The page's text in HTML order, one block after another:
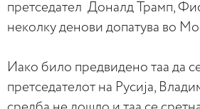
претседател Доналд Трамп,
неколку денови допатува во
Иако било предвидено таа да
претседателот на Русија,